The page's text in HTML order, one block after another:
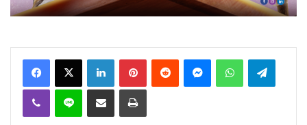
FacebookX Linkedin PinterestReddit MessengerWhatsAppTelegram
Viber Ligne Partager par email Imprimer